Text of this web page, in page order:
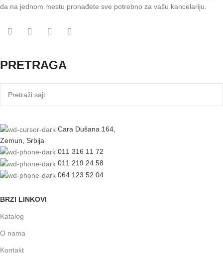
da na jednom mestu pronađete sve potrebno za vašu kancelariju.
PRETRAGA
Cara Dušana 164,
Zemun, Srbija
011 316 11 72
011 219 24 58
064 123 52 04
BRZI LINKOVI
Katalog
O nama
Kontakt